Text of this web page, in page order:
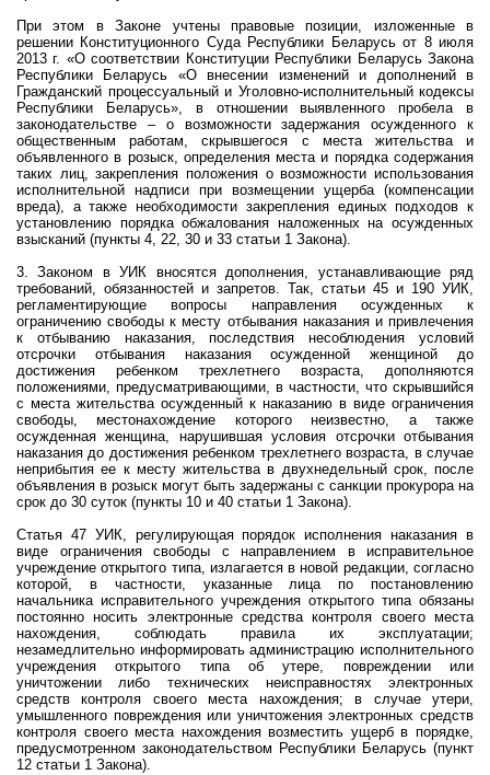
При этом в Законе учтены правовые позиции, изложенные в
решении Конституционного Суда Республики Беларусь от 8 июля
2013 г. «О соответствии Конституции Республики Беларусь Закона
Республики Беларусь «О внесении изменений и дополнений в
Гражданский процессуальный и Уголовно-исполнительный кодексы
Республики Беларусь», в отношении выявленного пробела в
законодательстве – о возможности задержания осужденного к
общественным работам, скрывшегося с места жительства и
объявленного в розыск, определения места и порядка содержания
таких лиц, закрепления положения о возможности использования
исполнительной надписи при возмещении ущерба (компенсации
вреда), а также необходимости закрепления единых подходов к
установлению порядка обжалования наложенных на осужденных
взысканий (пункты 4, 22, 30 и 33 статьи 1 Закона).
3. Законом в УИК вносятся дополнения, устанавливающие ряд
требований, обязанностей и запретов. Так, статьи 45 и 190 УИК,
регламентирующие вопросы направления осужденных к
ограничению свободы к месту отбывания наказания и привлечения
к отбыванию наказания, последствия несоблюдения условий
отсрочки отбывания наказания осужденной женщиной до
достижения ребенком трехлетнего возраста, дополняются
положениями, предусматривающими, в частности, что скрывшийся
с места жительства осужденный к наказанию в виде ограничения
свободы, местонахождение которого неизвестно, а также
осужденная женщина, нарушившая условия отсрочки отбывания
наказания до достижения ребенком трехлетнего возраста, в случае
неприбытия ее к месту жительства в двухнедельный срок, после
объявления в розыск могут быть задержаны с санкции прокурора на
срок до 30 суток (пункты 10 и 40 статьи 1 Закона).
Статья 47 УИК, регулирующая порядок исполнения наказания в
виде ограничения свободы с направлением в исправительное
учреждение открытого типа, излагается в новой редакции, согласно
которой, в частности, указанные лица по постановлению
начальника исправительного учреждения открытого типа обязаны
постоянно носить электронные средства контроля своего места
нахождения, соблюдать правила их эксплуатации;
незамедлительно информировать администрацию исполнительного
учреждения открытого типа об утере, повреждении или
уничтожении либо технических неисправностях электронных
средств контроля своего места нахождения; в случае утери,
умышленного повреждения или уничтожения электронных средств
контроля своего места нахождения возместить ущерб в порядке,
предусмотренном законодательством Республики Беларусь (пункт
12 статьи 1 Закона).